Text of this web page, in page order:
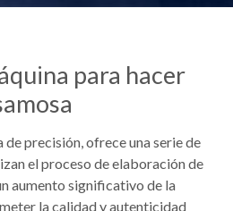
para hacer
de precisión, ofrece una serie de
el proceso de elaboración de
aumento significativo de la
la calidad y autenticidad